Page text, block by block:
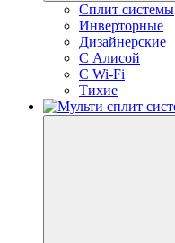
Сплит системы
Инверторные
Дизайнерские
С Алисой
C Wi-Fi
Тихие